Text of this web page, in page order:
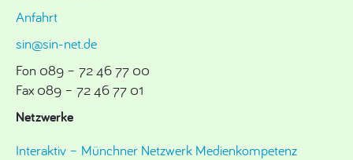
Anfahrt
sin@sin-net.de
Fon 089 – 72 46 77 00
Fax 089 – 72 46 77 01
Netzwerke
Interaktiv – Münchner Netzwerk Medienkompetenz